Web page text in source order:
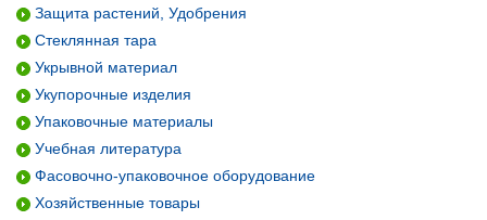
Защита растений, Удобрения
Стеклянная тара
Укрывной материал
Укупорочные изделия
Упаковочные материалы
Учебная литература
Фасовочно-упаковочное оборудование
Хозяйственные товары